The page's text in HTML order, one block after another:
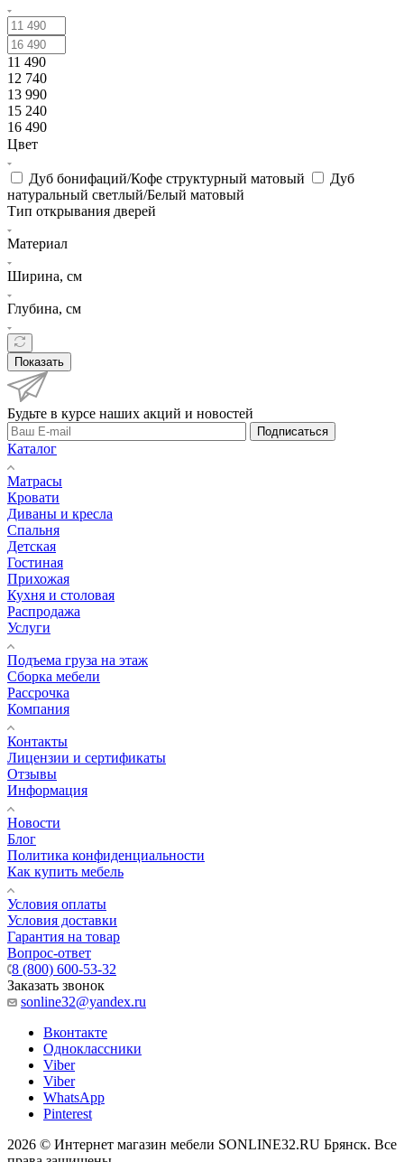
11 490
12 740
13 990
15 240
16 490
Цвет
Дуб бонифаций/Кофе структурный матовый
Дуб
натуральный светлый/Белый матовый
Тип открывания дверей
Материал
Ширина, см
Глубина, см
Показать
Будьте в курсе наших акций и новостей
Подписаться
Каталог
Матрасы
Кровати
Диваны и кресла
Спальня
Детская
Гостиная
Прихожая
Кухня и столовая
Распродажа
Услуги
Подъема груза на этаж
Сборка мебели
Рассрочка
Компания
Контакты
Лицензии и сертификаты
Отзывы
Информация
Новости
Блог
Политика конфиденциальности
Как купить мебель
Условия оплаты
Условия доставки
Гарантия на товар
Вопрос-ответ
8 (800) 600-53-32
Заказать звонок
sonline32@yandex.ru
Вконтакте
Одноклассники
Viber
Viber
WhatsApp
Pinterest
2026 © Интернет магазин мебели SONLINE32.RU Брянск. Все